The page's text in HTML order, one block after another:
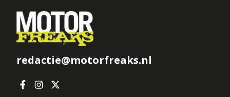
redactie@motorfreaks.nl